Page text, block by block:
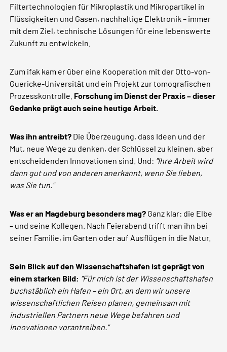
Filtertechnologien für Mikroplastik und Mikropartikel in
Flüssigkeiten und Gasen, nachhaltige Elektronik – immer
mit dem Ziel, technische Lösungen für eine lebenswerte
Zukunft zu entwickeln.
Zum ifak kam er über eine Kooperation mit der Otto-von-
Guericke-Universität und ein Projekt zur tomografischen
Prozesskontrolle. Forschung im Dienst der Praxis – dieser
Gedanke prägt auch seine heutige Arbeit.
Was ihn antreibt? Die Überzeugung, dass Ideen und der
Mut, neue Wege zu denken, der Schlüssel zu kleinen, aber
entscheidenden Innovationen sind. Und: "Ihre Arbeit wird
dann gut und von anderen anerkannt, wenn Sie lieben,
was Sie tun."
Was er an Magdeburg besonders mag? Ganz klar: die Elbe
– und seine Kollegen. Nach Feierabend trifft man ihn bei
seiner Familie, im Garten oder auf Ausflügen in die Natur.
Sein Blick auf den Wissenschaftshafen ist geprägt von
einem starken Bild: "Für mich ist der Wissenschaftshafen
buchstäblich ein Hafen – ein Ort, an dem wir unsere
wissenschaftlichen Reisen planen, gemeinsam mit
industriellen Partnern neue Wege befahren und
Innovationen vorantreiben."